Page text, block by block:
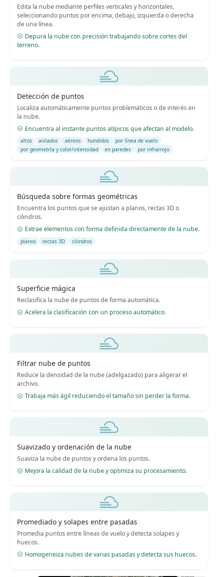
Edita la nube mediante perfiles verticales y horizontales,
seleccionando puntos por encima, debajo, izquierda o derecha
de una línea.
Depura la nube con precisión trabajando sobre cortes del
terreno.
Detección de puntos
Localiza automáticamente puntos problemáticos o de interés en
la nube.
Encuentra al instante puntos atípicos que afectan al modelo.
altos aislados aéreos hundidos
por línea de vuelo
por geometría y color/intensidad
en paredes por infrarrojo
Búsqueda sobre formas geométricas
Encuentra los puntos que se ajustan a planos, rectas 3D o
cilindros.
Extrae elementos con forma definida directamente de la nube.
planos rectas 3D cilindros
Superficie mágica
Reclasifica la nube de puntos de forma automática.
Acelera la clasificación con un proceso automático.
Filtrar nube de puntos
Reduce la densidad de la nube (adelgazado) para aligerar el
archivo.
Trabaja más ágil reduciendo el tamaño sin perder la forma.
Suavizado y ordenación de la nube
Suaviza la nube de puntos y ordena los puntos.
Mejora la calidad de la nube y optimiza su procesamiento.
Promediado y solapes entre pasadas
Promedia puntos entre líneas de vuelo y detecta solapes y
huecos.
Homogeneiza nubes de varias pasadas y detecta sus huecos.